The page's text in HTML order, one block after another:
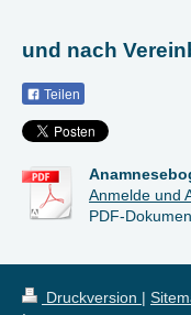
und nach
Teilen
Anmelde und
PDF-
Druckversion |